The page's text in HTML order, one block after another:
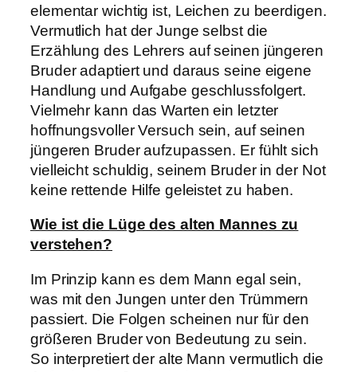
elementar wichtig ist, Leichen zu beerdigen.
Vermutlich hat der Junge selbst die
Erzählung des Lehrers auf seinen jüngeren
Bruder adaptiert und daraus seine eigene
Handlung und Aufgabe geschlussfolgert.
Vielmehr kann das Warten ein letzter
hoffnungsvoller Versuch sein, auf seinen
jüngeren Bruder aufzupassen. Er fühlt sich
vielleicht schuldig, seinem Bruder in der Not
keine rettende Hilfe geleistet zu haben.
Wie ist die Lüge des alten Mannes zu
verstehen?
Im Prinzip kann es dem Mann egal sein,
was mit den Jungen unter den Trümmern
passiert. Die Folgen scheinen nur für den
größeren Bruder von Bedeutung zu sein.
So interpretiert der alte Mann vermutlich die